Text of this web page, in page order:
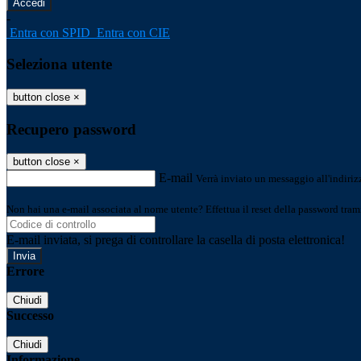
-
Entra con SPID Entra con CIE
Seleziona utente
button close ×
Recupero password
button close ×
E-mail Verrà inviato un messaggio
Non hai una e-mail associata al nome utente? Effettua il reset della password
E-mail inviata, si prega di controllare la casella di posta elettronica!
Errore
Chiudi
Successo
Chiudi